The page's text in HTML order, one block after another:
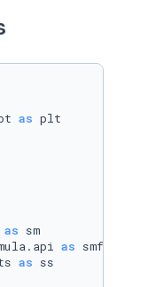
as
as
as
as